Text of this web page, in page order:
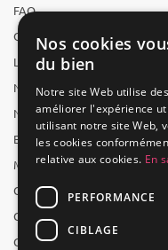
FAQ
Qui sommes-nous ?
L'équipe
Nous recrutons
Nos partenaires
Espace presse
Mentions légales
CGV
CGU
Contact
Nos cookies
du bien
Notre site Web utilise
améliorer l'expérience
utilisant notre site Web,
les cookies
relative aux cookies. En
PERFORMANCE
CIBLAGE